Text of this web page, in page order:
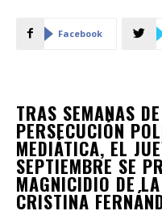
Facebook
TRAS SEMANAS
PERSECUCIÓN
MEDIÁTICA, EL
SEPTIEMBRE SE
MAGNICIDIO DE
CRISTINA